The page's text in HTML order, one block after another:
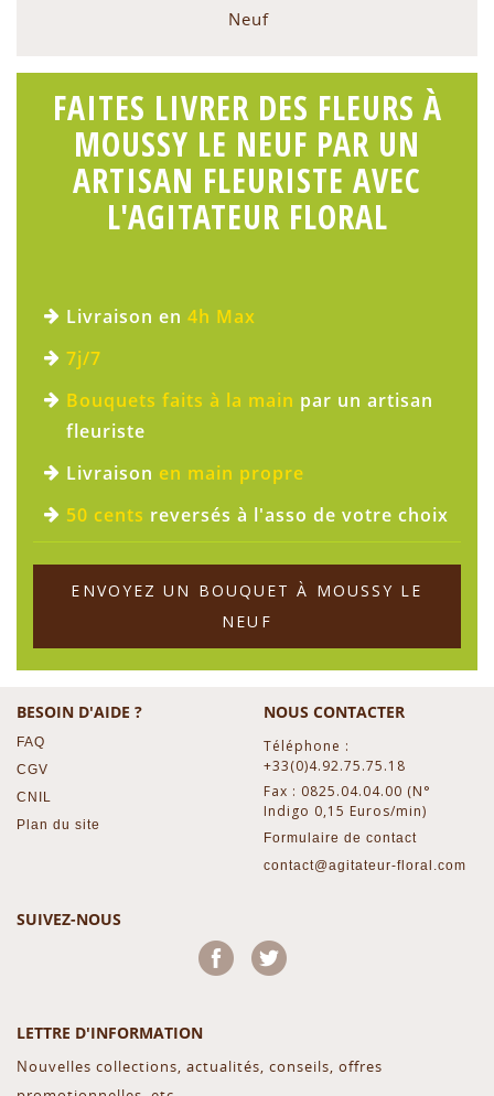
Neuf
FAITES LIVRER DES FLEURS À
MOUSSY LE NEUF PAR UN
ARTISAN FLEURISTE AVEC
L'AGITATEUR FLORAL
Livraison en 4h Max
7j/7
Bouquets faits à la main par un artisan
fleuriste
Livraison en main propre
50 cents reversés à l'asso de votre choix
ENVOYEZ UN BOUQUET À MOUSSY LE
NEUF
BESOIN D'AIDE ?
FAQ
CGV
CNIL
Plan du site
NOUS CONTACTER
Téléphone :
+33(0)4.92.75.75.18
Fax : 0825.04.04.00 (N°
Indigo 0,15 Euros/min)
Formulaire de contact
contact@agitateur-floral.com
SUIVEZ-NOUS
Facebook
LETTRE D'INFORMATION
Nouvelles collections, actualités, conseils, offres